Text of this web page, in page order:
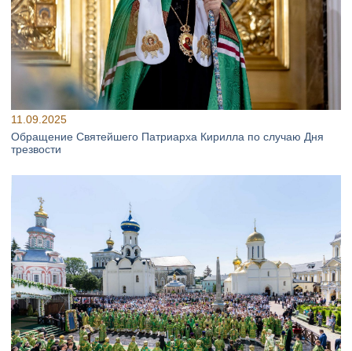
11.09.2025
Обращение Святейшего Патриарха Кирилла по случаю Дня
трезвости